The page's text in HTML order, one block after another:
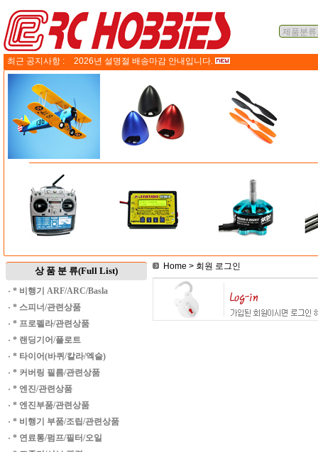
최근 공지사항 : 2026년 설명절 배송마감 안내입니다.
상 품 분 류(Full List)
· * 비행기 ARF/ARC/Basla
· * 스피너/관련상품
· * 프로펠라/관련상품
· * 랜딩기어/플로트
· * 타이어(바퀴/칼라/엑슬)
· * 커버링 필름/관련상품
· * 엔진/관련상품
· * 엔진부품/관련상품
· * 비행기 부품/조립/관련상품
· * 연료통/펌프/필터/오일
Home > 회원 로그인